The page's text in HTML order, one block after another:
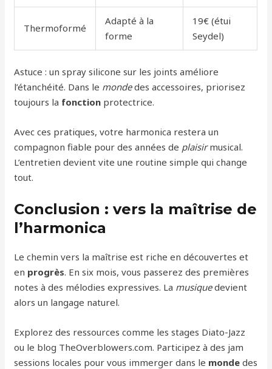
Thermoformé
Adapté à la
forme
19€ (étui
Seydel)
Astuce : un spray silicone sur les joints améliore
l’étanchéité. Dans le mondedes accessoires, priorisez
toujours la fonction protectrice.
Avec ces pratiques, votre harmonica restera un
compagnon fiable pour des années de plaisirmusical.
L’entretien devient vite une routine simple qui change
tout.
Conclusion : vers la maîtrise de
l’harmonica
Le chemin vers la maîtrise est riche en découvertes et
en progrès. En six mois, vous passerez des premières
notes à des mélodies expressives. La musiquedevient
alors un langage naturel.
Explorez des ressources comme les stages Diato-Jazz
ou le blog TheOverblowers.com. Participez à des jam
sessions locales pour vous immerger dans le monde des